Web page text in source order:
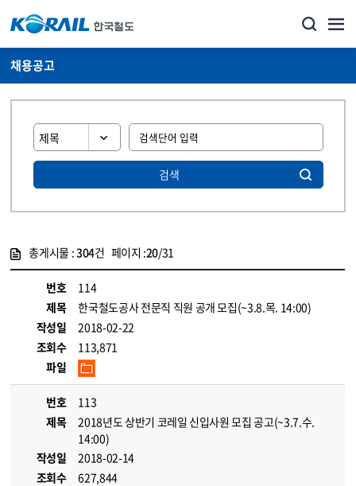
채용공고
검색
총게시물 :304건 페이지 :20/31
번호
114
제목
한국철도공사 전문직 직원 공개 모집(~3.8.목. 14:00)
작성일
2018-02-22
조회수
113,871
파일
번호
113
제목
2018년도 상반기 코레일 신입사원 모집 공고(~3.7.수.
14:00)
작성일
2018-02-14
조회수
627,844